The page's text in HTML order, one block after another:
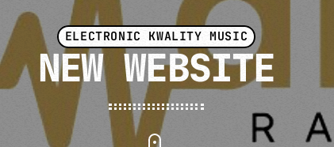
E-Kwality Radio -
EN COURS DE LECTURE
ELECTRONIC KWALITY MUSIC
NEW WEBSITE